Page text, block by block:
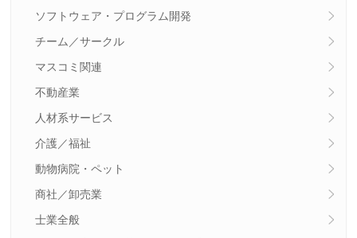
ソフトウェア・プログラム開発
チーム／サークル
マスコミ関連
不動産業
人材系サービス
介護／福祉
動物病院・ペット
商社／卸売業
士業全般